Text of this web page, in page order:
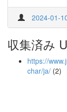
2024-01-
収集済み
https://
char/ja/ (2)